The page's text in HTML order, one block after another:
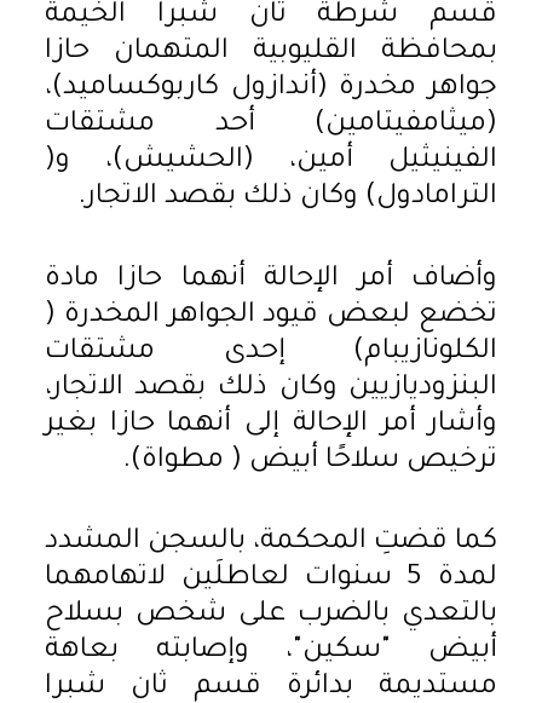
قسم شرطة ثان شبرا الخيمة
بمحافظة القليوبية المتهمان حازا
جواهر مخدرة (أندازول كاربوكساميد)،
(ميثامفيتامين) أحد مشتقات
الفينيثيل أمين، (الحشيش)، و(
الترامادول) وكان ذلك بقصد الاتجار.
وأضاف أمر الإحالة أنهما حازا مادة
تخضع لبعض قيود الجواهر المخدرة (
الكلونازيبام) إحدى مشتقات
البنزوديازيين وكان ذلك بقصد الاتجار،
وأشار أمر الإحالة إلى أنهما حازا بغير
ترخيص سلاحًا أبيض ( مطواة).
كما قضتِ المحكمة، بالسجن المشدد
لمدة 5 سنوات لعاطلَين لاتهامهما
بالتعدي بالضرب على شخص بسلاح
أبيض "سكين"، وإصابته بعاهة
مستديمة بدائرة قسم ثان شبرا